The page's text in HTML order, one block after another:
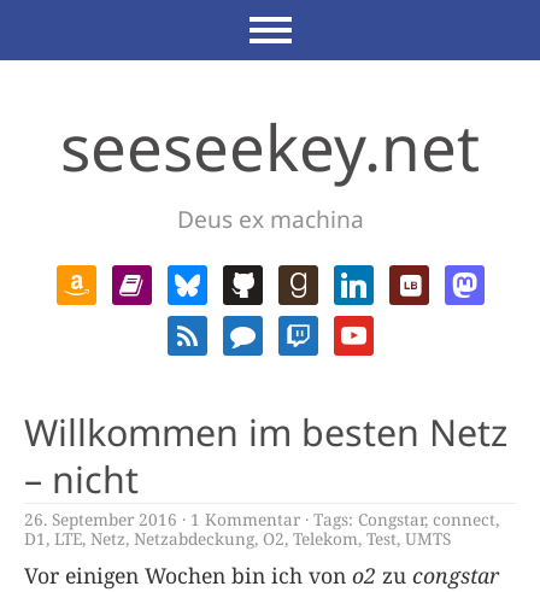
seeseekey.net
Deus ex machina
Willkommen im besten Netz
– nicht
26. September 2016 1 Kommentar Tags: Congstar, connect,
D1 , LTE, Netz, Netzabdeckung, O2, Telekom, Test, UMTS
Vor einigen Wochen bin ich von o2 zu congstar